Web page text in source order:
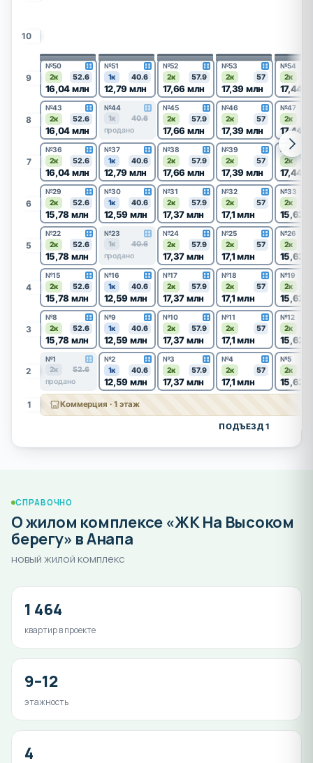
10
9
№50
2к 52.6
16,04 млн
№51
1к 40.6
12,79 млн
№52
2к 57.9
17,66 млн
№53
2к 57
17,39 млн
№54
2к
17,44
8
№43
2к 52.6
16,04 млн
№44
1к
40.6
продано
№45
2к 57.9
17,66 млн
№46
2к 57
17,39 млн
№47
2к
17,44
7
№36
2к 52.6
16,04 млн
№37
1к 40.6
12,79 млн
№38
2к 57.9
17,66 млн
№39
2к 57
17,39 млн
№40
2к
17,44
6
№29
2к 52.6
15,78 млн
№30
1к 40.6
12,59 млн
№31
2к 57.9
17,37 млн
№32
2к 57
17,1 млн
№33
2к
15,62
5
№22
2к 52.6
15,78 млн
№23
1к
40.6
продано
№24
2к 57.9
17,37 млн
№25
2к 57
17,1 млн
№26
2к
15,62
4
№15
2к 52.6
15,78 млн
№16
1к 40.6
12,59 млн
№17
2к 57.9
17,37 млн
№18
2к 57
17,1 млн
№19
2к
15,62
3
№8
2к 52.6
15,78 млн
№9
1к 40.6
12,59 млн
№10
2к 57.9
17,37 млн
№11
2к 57
17,1 млн
№12
2к
15,62
2
№1
2к
52.6
продано
№2
1к 40.6
12,59 млн
№3
2к 57.9
17,37 млн
№4
2к 57
17,1 млн
№5
2к
15,62
1 Коммерция · 1 этаж
ПОДЪЕЗД 1
СПРАВОЧНО
О жилом комплексе «ЖК На Высоком
берегу» в Анапа
новый жилой комплекс
1 464
квартир в проекте
9–12
этажность
4